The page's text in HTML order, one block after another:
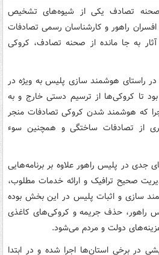
صحنه تصادف یکی از شیوه‌های تشخیص
راهور و کارشناسان رسمی تصادفات
به جا مانده از صحنه تصادف، کروکی
راستای هوشمند سازی پلیس به ویژه در
تا کروکی‌ها از ترسیم دستی خارج و به
که هوشمند شدن کروکی تصادفات منجر
از تصادفات ساختگی و همچنین سوء
جدی در پلیس راهور علاوه بر برنامه‌هایی
صحیح ترافیک و ارائه خدمات مطلوب،
سازی و اثبات پلیس در این بخش بوده
راهور، حذف جریمه و کروکی‌های کاغذی
دولت و مردم می‌شود.
در برخی استان‌ها اجرا شده و در ابتدا